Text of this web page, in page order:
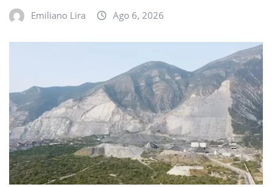
Emiliano Lira Ago 6, 2026